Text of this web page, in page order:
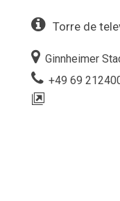
Torre de
Ginnheimer
+49 69